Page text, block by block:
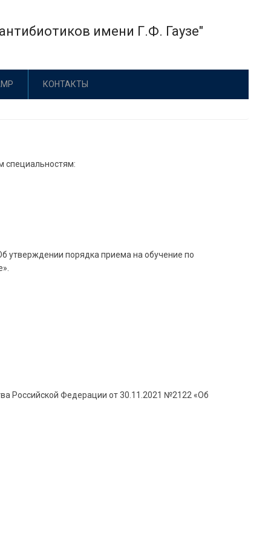
имени Г.Ф. Гаузе"
КОНТАКТЫ
специальностям:
утверждении порядка приема на обучение по
Российской Федерации от 30.11.2021 №2122 «Об